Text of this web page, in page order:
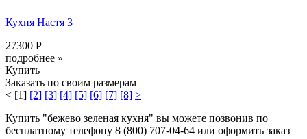
Кухня Настя 3
27300 Р
подробнее »
Купить
Заказать по своим размерам
< [1] [2] [3] [4] [5] [6] [7] [8] >
Купить "бежево зеленая кухня" вы можете позвонив по
бесплатному телефону 8 (800) 707-04-64 или оформить заказ